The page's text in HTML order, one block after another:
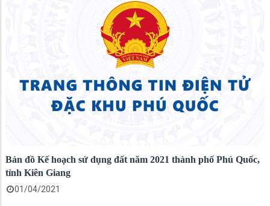
Bản đồ Kế hoạch sử dụng đất năm 2021 thành phố Phú Quốc,
tỉnh Kiên Giang
01/04/2021